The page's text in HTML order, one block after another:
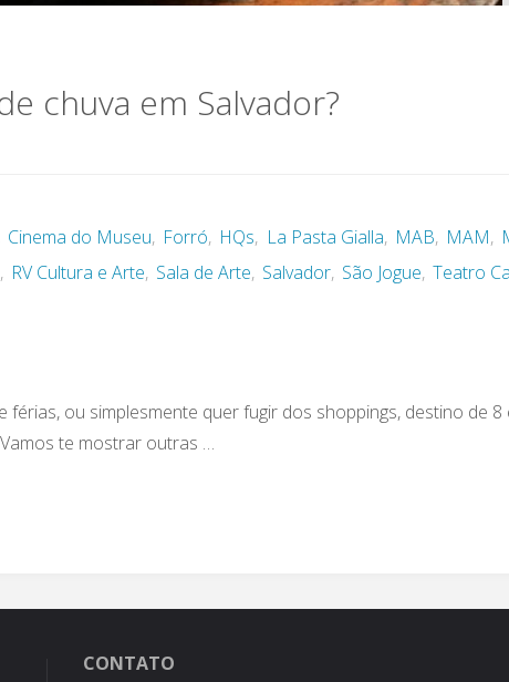
chuva em Salvador?
Cinema do Museu, Forró, HQs, La Pasta Gialla, MAB, MAM,
, RV Cultura e Arte, Sala de Arte, Salvador, São Jogue, Teatro
férias, ou simplesmente quer fugir dos shoppings, destino de 8
te mostrar outras …
CONTATO